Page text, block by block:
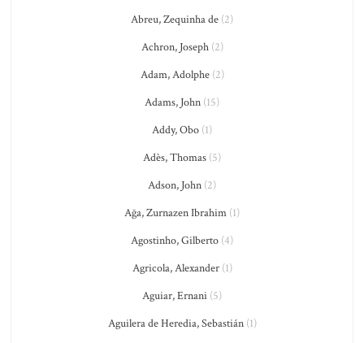
Abreu, Zequinha de (2)
Achron, Joseph(2)
Adam, Adolphe(2)
Adams, John (15)
Addy, Obo (1)
Adès, Thomas (5)
Adson, John (2)
Ağa, Zurnazen Ibrahim (1)
Agostinho, Gilberto (4)
Agricola, Alexander(1)
Aguiar, Ernani (5)
Aguilera de Heredia, Sebastián(1)